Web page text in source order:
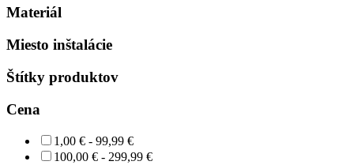
Materiál
Miesto inštalácie
Štítky produktov
Cena
1,00 € - 99,99 €
100,00 € - 299,99 €